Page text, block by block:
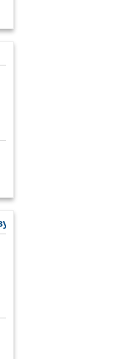
форму